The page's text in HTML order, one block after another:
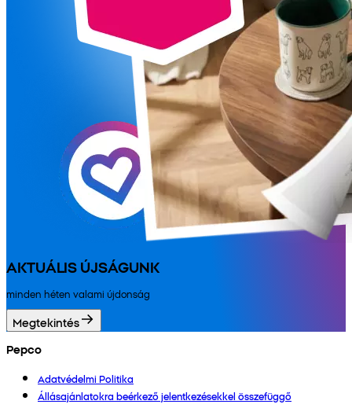
AKTUÁLIS ÚJSÁGUNK
minden héten valami újdonság
Megtekintés
Pepco
Adatvédelmi Politika
Állásajánlatokra beérkező jelentkezésekkel összefüggő